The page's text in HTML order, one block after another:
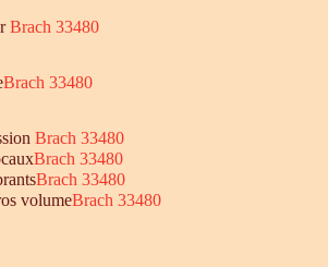
Brach 33480
Brach 33480
Brach 33480
Brach 33480
Brach 33480
volumeBrach 33480